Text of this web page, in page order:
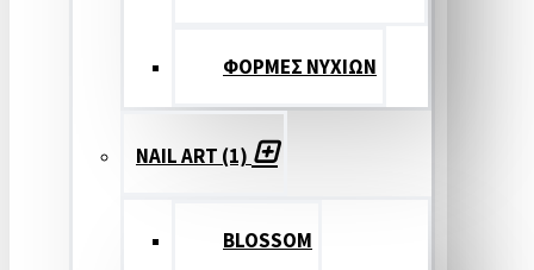
ΦΟΡΜΕΣ ΝΥΧΙΩΝ
NAIL ART (1)
BLOSSOM